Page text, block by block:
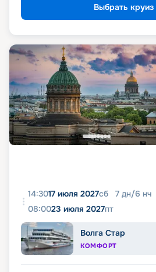
Выбрать круиз
14:3017 июля 2027сб 7 дн/6 нч
08:0023 июля 2027пт
Волга Стар
КОМФОРТ